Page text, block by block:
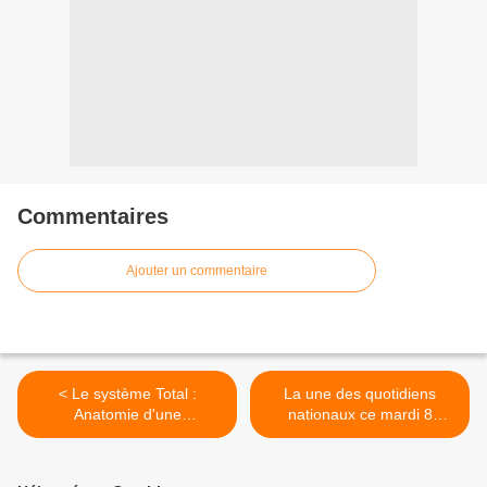
Commentaires
Ajouter un commentaire
< Le système Total :
Anatomie d'une
multinationale de l'énergie
La une des quotidiens
nationaux ce mardi 8
novembre 2022. >